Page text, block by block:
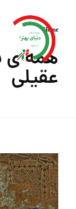
Home
همه ی
عقیلی